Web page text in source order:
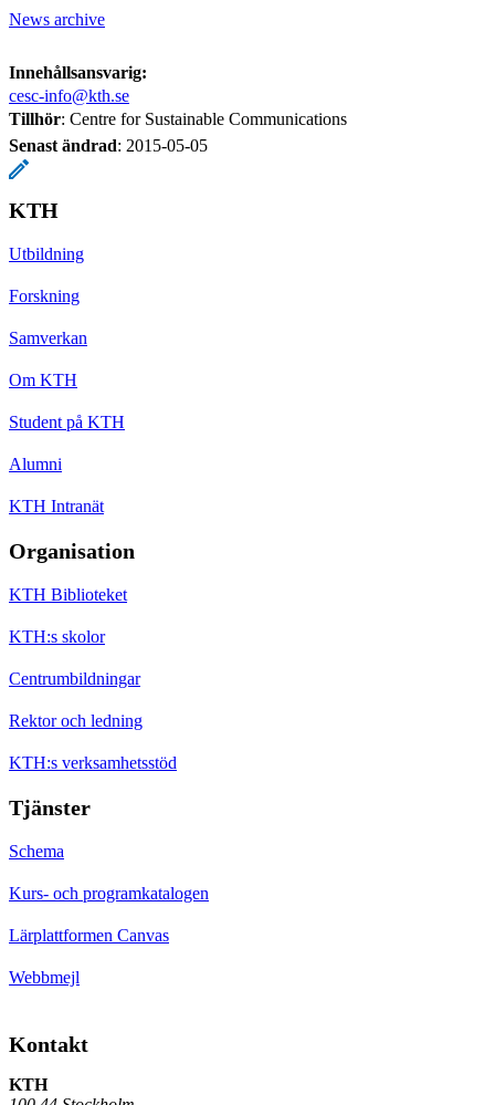
News archive
Innehållsansvarig:
cesc-info@kth.se
Tillhör: Centre for Sustainable Communications
Senast ändrad: 2015-05-05
KTH
Utbildning
Forskning
Samverkan
Om KTH
Student på KTH
Alumni
KTH Intranät
Organisation
KTH Biblioteket
KTH:s skolor
Centrumbildningar
Rektor och ledning
KTH:s verksamhetsstöd
Tjänster
Schema
Kurs- och programkatalogen
Lärplattformen Canvas
Webbmejl
Kontakt
KTH